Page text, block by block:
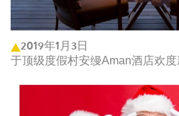
2019年1月3日
于顶级度假村安缦Aman酒店欢度